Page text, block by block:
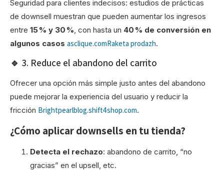
Seguridad para clientes indecisos: estudios de prácticas
de downsell muestran que pueden aumentar los ingresos
entre 15 % y 30 % , con hasta un 40 % de conversión en
algunos casos asclique.comRaketa prodazh.
🔹 3. Reduce el abandono del carrito
Ofrecer una opción más simple justo antes del abandono
puede mejorar la experiencia del usuario y reducir la
fricción Brightpearlblog.shift4shop.com.
¿Cómo aplicar downsells en tu tienda?
Detecta el rechazo: abandono de carrito, “no
gracias” en el upsell, etc.